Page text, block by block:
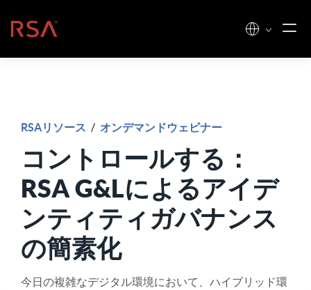
ホーム
RSAリソース / オンデマンドウェビナー
コントロールする：
RSA G&Lによるアイデ
ンティティガバナンス
の簡素化
今日の複雑なデジタル環境において、ハイブリッド環